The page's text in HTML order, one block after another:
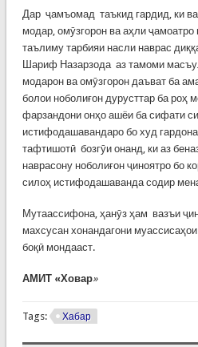
Дар ҷамъомад таъкид гардид, ки
модар, омӯзгорон ва аҳли ҷамоатро
таълиму тарбияи насли наврас
Шариф Назарзода аз тамоми
модарон ва омӯзгорон даъват ба
болои ноболиғон дурусттар ба роҳ
фарзандони онҳо ашёи ба сифати
истифодашавандаро бо худ
тафтишотӣ бозгӯи онанд, ки аз
наврасону ноболиғон ҷиноятро бо
силоҳ истифодашаванда содир
Мутаассифона, ҳанӯз ҳам вазъи
махсусан хонандагони
боқӣ мондааст.
АМИТ «Ховар»
Tags: Хабар